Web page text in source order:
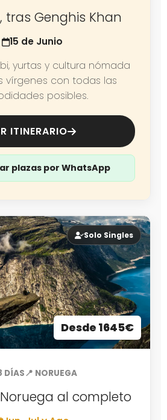
tras Genghis Khan
15 de Junio
yurtas y cultura nómada
vírgenes con todas las
posibles.
ITINERARIO
plazas por WhatsApp
Solo Singles
Desde 1645€
DÍAS📍 NORUEGA
al completo